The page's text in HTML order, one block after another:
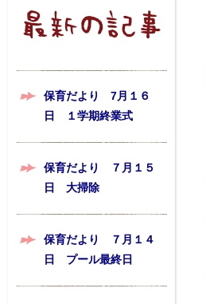
保育だより 7月１６
日 １学期終業式
保育だより ７月１５
日 大掃除
保育だより ７月１４
日 プール最終日